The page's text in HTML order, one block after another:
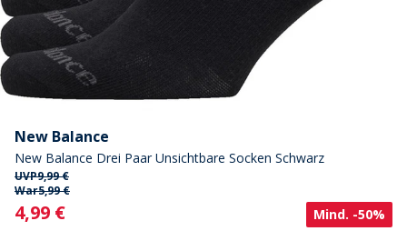
New Balance
New Balance Drei Paar Unsichtbare Socken Schwarz
UVP9,99 €
War5,99 €
Current
4,99 € Mind. -50%